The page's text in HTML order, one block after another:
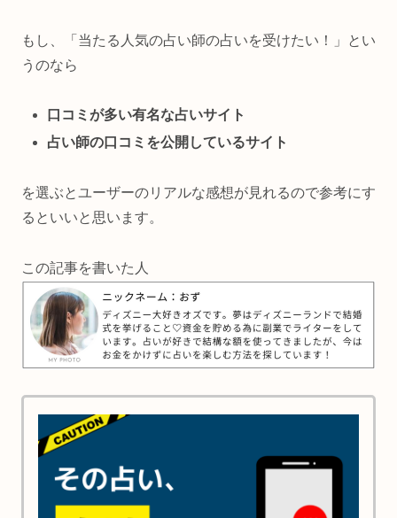
もし、「当たる人気の占い師の占いを受けたい！」とい
うのなら
口コミが多い有名な占いサイト
占い師の口コミを公開しているサイト
を選ぶとユーザーのリアルな感想が見れるので参考にす
るといいと思います。
この記事を書いた人